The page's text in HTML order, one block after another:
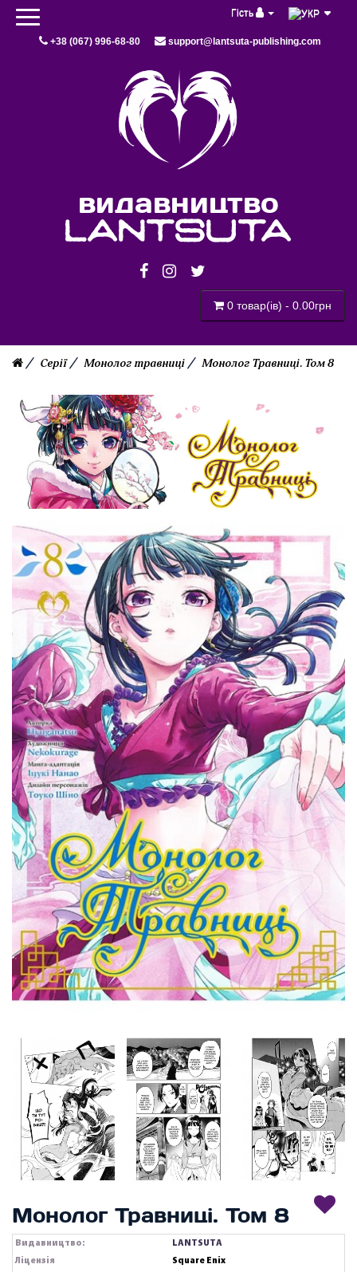
Гість
+38 (067) 996-68-80 support@lantsuta-publishing.com
видавництво
lantsuta
0 товар(ів) - 0.00грн
Серії Монолог травниці Монолог Травниці. Том 8
Монолог Травниці. Том 8
Видавництво:
LANTSUTA
Ліцензія
Square Enix